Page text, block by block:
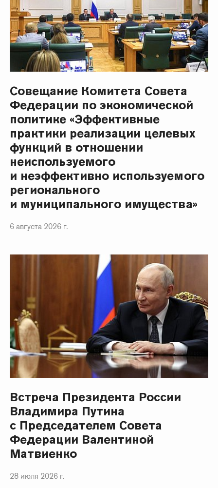
Совещание Комитета Совета
Федерации по экономической
политике «Эффективные
практики реализации целевых
функций в отношении
неиспользуемого
и неэффективно используемого
регионального
и муниципального имущества»
6 августа 2026 г.
Встреча Президента России
Владимира Путина
с Председателем Совета
Федерации Валентиной
Матвиенко
28 июля 2026 г.